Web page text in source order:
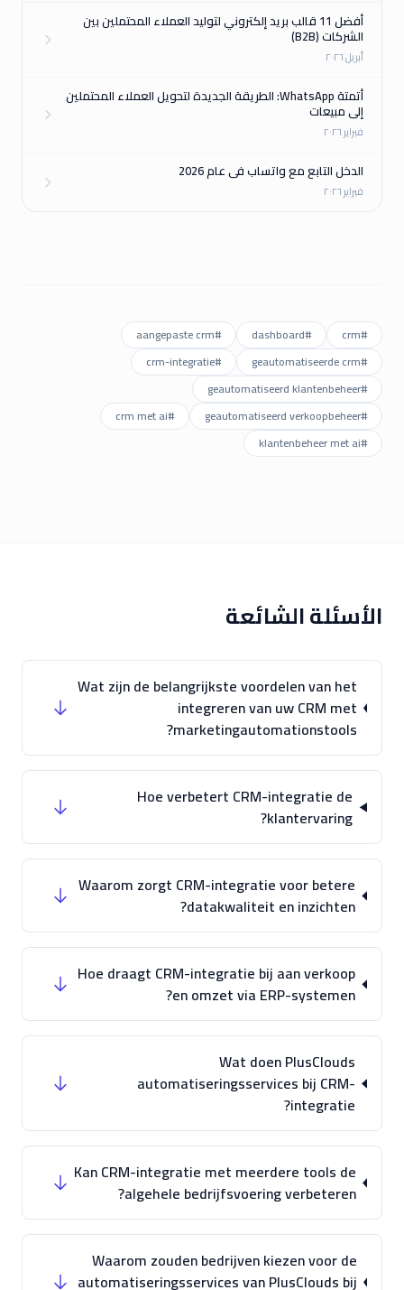
أفضل 11 قالب بريد إلكتروني لتوليد العملاء المحتملين بين
الشركات (B2B)
أبريل ٢٠٢٦
أتمتة WhatsApp: الطريقة الجديدة لتحويل العملاء المحتملين
إلى مبيعات
فبراير ٢٠٢٦
الدخل التابع مع واتساب في عام 2026
فبراير ٢٠٢٦
#
crm
#
dashboard
#
aangepaste crm
#
geautomatiseerde crm
#
crm-integratie
#
geautomatiseerd klantenbeheer
#
geautomatiseerd verkoopbeheer
#
crm met ai
#
klantenbeheer met ai
الأسئلة الشائعة
Wat zijn de belangrijkste voordelen van het
integreren van uw CRM met
marketingautomationstools?
Hoe verbetert CRM-integratie de
klantervaring?
Waarom zorgt CRM-integratie voor betere
datakwaliteit en inzichten?
Hoe draagt CRM-integratie bij aan verkoop
en omzet via ERP-systemen?
Wat doen PlusClouds
automatiseringsservices bij CRM-
integratie?
Kan CRM-integratie met meerdere tools de
algehele bedrijfsvoering verbeteren?
Waarom zouden bedrijven kiezen voor de
automatiseringsservices van PlusClouds bij